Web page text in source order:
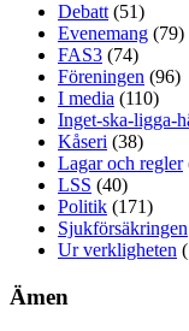
Debatt (51)
Evenemang (79)
FAS3 (74)
Föreningen (96)
I media (110)
Inget-ska-ligga-
Kåseri (38)
Lagar och regler
LSS (40)
Politik (171)
Sjukförsäkringen
Ur verkligheten
Ämen